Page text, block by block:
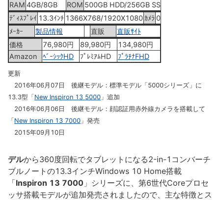
RAM 4GB/8GB ROM 500GB HDD/256GB SSD
ﾃﾞｨｽﾌﾟﾚｲ 13.3ｲﾝﾁ 1366X768/1920X1080 ｶﾒﾗ 0.72MP
ﾒｰｶｰ
製品情報 直販
直販ｻｲﾄ
価格
76,980円 89,980円
134,980円
Amazon
ﾍﾞｰｼｯｸHD ﾌﾟﾚﾐｱﾑHD ﾌﾟﾗﾁﾅFHD
更新
2016年06月07日 後継モデル：標準モデル「5000シリーズ」に
13.3型「 New Inspiron 13 5000 」追加
2016年06月06日 後継モデル：顔認証用赤外線カメラを搭載して
「 New Inspiron 13 7000 」発売
2015年09月10日
デルから360度回転でタブレットになる2-in-1コンバーチ
ブルノートの13.3インチWindows 10 Home搭載
「Inspiron 13 7000 」シリーズに、第6世代Coreプロセ
ッサ搭載モデルが追加発売されましたので、主な特徴とス